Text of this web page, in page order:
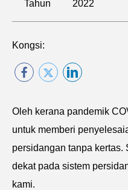
Tahun 2022
Kongsi:
Oleh kerana pandemik
untuk memberi
persidangan tanpa kertas.
dekat pada sistem
kami.